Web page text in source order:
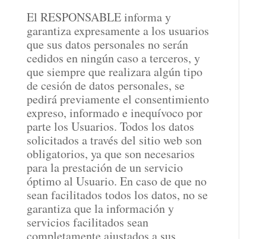
El RESPONSABLE informa y
garantiza expresamente a los usuarios
que sus datos personales no serán
cedidos en ningún caso a terceros, y
que siempre que realizara algún tipo
de cesión de datos personales, se
pedirá previamente el consentimiento
expreso, informado e inequívoco por
parte los Usuarios. Todos los datos
solicitados a través del sitio web son
obligatorios, ya que son necesarios
para la prestación de un servicio
óptimo al Usuario. En caso de que no
sean facilitados todos los datos, no se
garantiza que la información y
servicios facilitados sean
completamente ajustados a sus